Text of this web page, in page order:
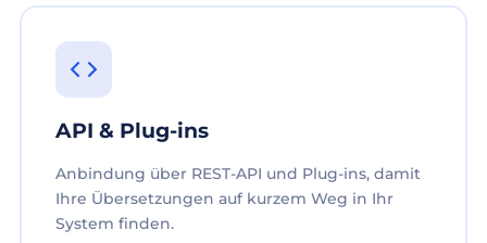
API & Plug-ins
Anbindung über REST-API und Plug-ins, damit
Ihre Übersetzungen auf kurzem Weg in Ihr
System finden.